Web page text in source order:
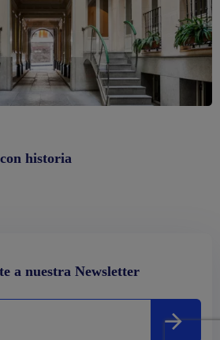
historia
a nuestra Newsletter